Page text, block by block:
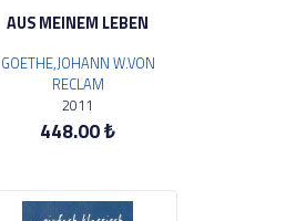
AUS MEINEM LEBEN
GOETHE,JOHANN W.VON
RECLAM
2011
448.00 ₺